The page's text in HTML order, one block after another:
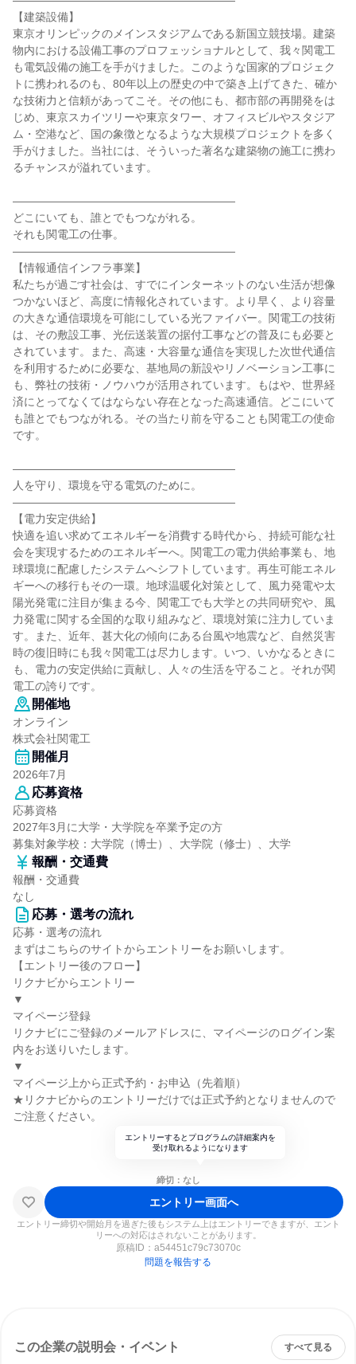
【建築設備】
東京オリンピックのメインスタジアムである新国立競技場。建築
物内における設備工事のプロフェッショナルとして、我々関電工
も電気設備の施工を手がけました。このような国家的プロジェク
トに携われるのも、80年以上の歴史の中で築き上げてきた、確か
な技術力と信頼があってこそ。その他にも、都市部の再開発をは
じめ、東京スカイツリーや東京タワー、オフィスビルやスタジア
ム・空港など、国の象徴となるような大規模プロジェクトを多く
手がけました。当社には、そういった著名な建築物の施工に携わ
るチャンスが溢れています。
――――――――――――――――――――
どこにいても、誰とでもつながれる。
それも関電工の仕事。
――――――――――――――――――――
【情報通信インフラ事業】
私たちが過ごす社会は、すでにインターネットのない生活が想像
つかないほど、高度に情報化されています。より早く、より容量
の大きな通信環境を可能にしている光ファイバー。関電工の技術
は、その敷設工事、光伝送装置の据付工事などの普及にも必要と
されています。また、高速・大容量な通信を実現した次世代通信
を利用するために必要な、基地局の新設やリノベーション工事に
も、弊社の技術・ノウハウが活用されています。もはや、世界経
済にとってなくてはならない存在となった高速通信。どこにいて
も誰とでもつながれる。その当たり前を守ることも関電工の使命
です。
――――――――――――――――――――
人を守り、環境を守る電気のために。
――――――――――――――――――――
【電力安定供給】
快適を追い求めてエネルギーを消費する時代から、持続可能な社
会を実現するためのエネルギーへ。関電工の電力供給事業も、地
球環境に配慮したシステムへシフトしています。再生可能エネル
ギーへの移行もその一環。地球温暖化対策として、風力発電や太
陽光発電に注目が集まる今、関電工でも大学との共同研究や、風
力発電に関する全国的な取り組みなど、環境対策に注力していま
す。また、近年、甚大化の傾向にある台風や地震など、自然災害
時の復旧時にも我々関電工は尽力します。いつ、いかなるときに
も、電力の安定供給に貢献し、人々の生活を守ること。それが関
電工の誇りです。
開催地
オンライン
株式会社関電工
開催月
2026年7月
応募資格
応募資格
2027年3月に大学・大学院を卒業予定の方
募集対象学校：大学院（博士）、大学院（修士）、大学
報酬・交通費
報酬・交通費
なし
応募・選考の流れ
応募・選考の流れ
まずはこちらのサイトからエントリーをお願いします。
【エントリー後のフロー】
リクナビからエントリー
▼
マイページ登録
リクナビにご登録のメールアドレスに、マイページのログイン案
内をお送りいたします。
▼
マイページ上から正式予約・お申込（先着順）
★リクナビからのエントリーだけでは正式予約となりませんので
ご注意ください。
エントリーするとプログラムの詳細案内を
受け取れるようになります
締切：なし
エントリー画面へ
エントリー締切や開始月を過ぎた後もシステム上はエントリーできますが、エント
リーへの対応はされないことがあります。
原稿ID： a54451c79c73070c
問題を報告する
この企業の説明会・イベント すべて見る